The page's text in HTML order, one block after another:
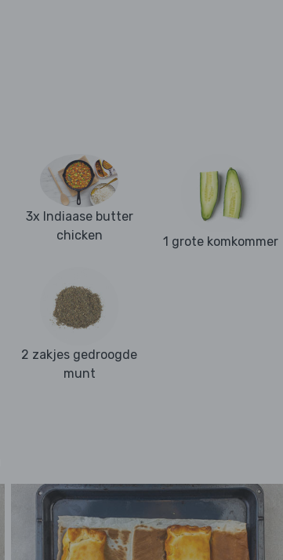
3x Indiaase butter
chicken
1 grote komkommer
2 zakjes gedroogde
munt